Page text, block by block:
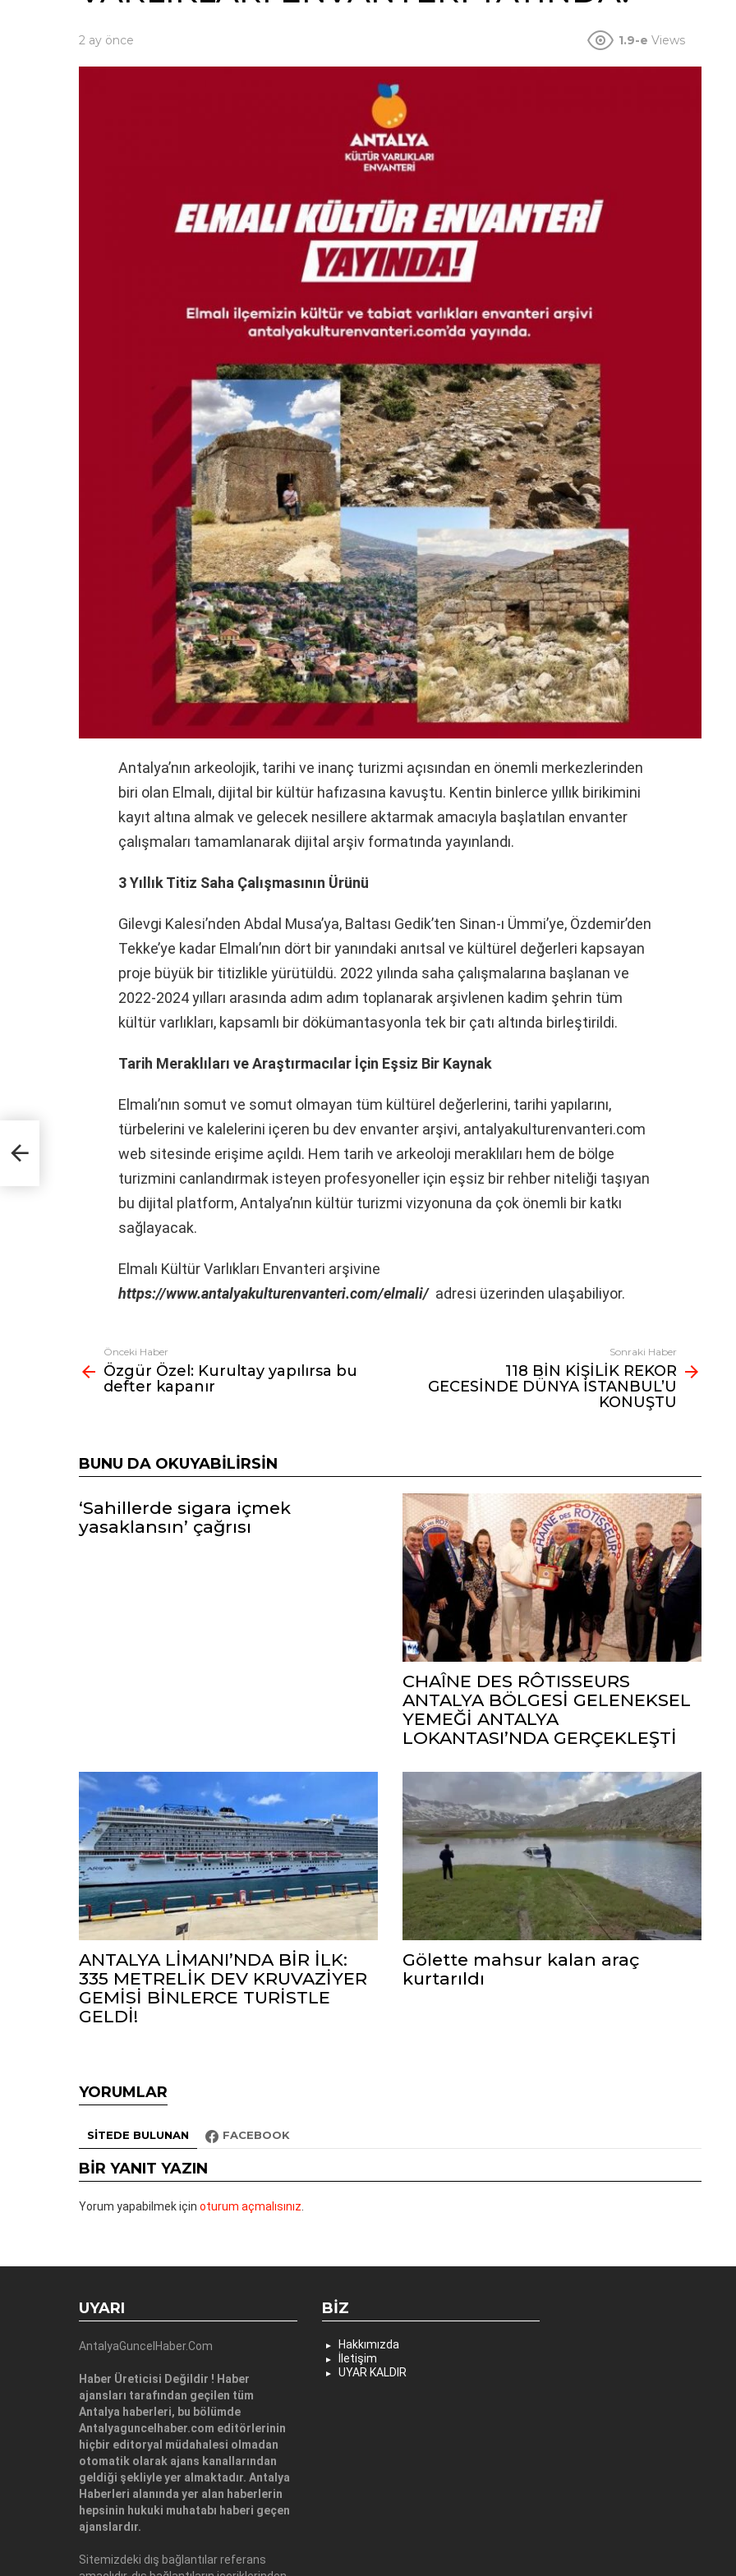
2 ay önce 1.9-e Views
Antalya’nın arkeolojik, tarihi ve inanç turizmi açısından en önemli merkezlerinden
biri olan Elmalı, dijital bir kültür hafızasına kavuştu. Kentin binlerce yıllık birikimini
kayıt altına almak ve gelecek nesillere aktarmak amacıyla başlatılan envanter
çalışmaları tamamlanarak dijital arşiv formatında yayınlandı.
3 Yıllık Titiz Saha Çalışmasının Ürünü
Gilevgi Kalesi’nden Abdal Musa’ya, Baltası Gedik’ten Sinan-ı Ümmi’ye, Özdemir’den
Tekke’ye kadar Elmalı’nın dört bir yanındaki anıtsal ve kültürel değerleri kapsayan
proje büyük bir titizlikle yürütüldü. 2022 yılında saha çalışmalarına başlanan ve
2022-2024 yılları arasında adım adım toplanarak arşivlenen kadim şehrin tüm
kültür varlıkları, kapsamlı bir dökümantasyonla tek bir çatı altında birleştirildi.
Tarih Meraklıları ve Araştırmacılar İçin Eşsiz Bir Kaynak
Elmalı’nın somut ve somut olmayan tüm kültürel değerlerini, tarihi yapılarını,
türbelerini ve kalelerini içeren bu dev envanter arşivi, antalyakulturenvanteri.com
web sitesinde erişime açıldı. Hem tarih ve arkeoloji meraklıları hem de bölge
turizmini canlandırmak isteyen profesyoneller için eşsiz bir rehber niteliği taşıyan
bu dijital platform, Antalya’nın kültür turizmi vizyonuna da çok önemli bir katkı
sağlayacak.
Elmalı Kültür Varlıkları Envanteri arşivine
https://www.antalyakulturenvanteri.com/elmali/adresi üzerinden ulaşabiliyor.
Fazlasına
bak
Önceki Haber
Özgür Özel: Kurultay yapılırsa bu
defter kapanır
Sonraki Haber
118 BİN KİŞİLİK REKOR
GECESİNDE DÜNYA İSTANBUL’U
KONUŞTU
BUNU DA OKUYABILIRSIN
‘Sahillerde sigara içmek
yasaklansın’ çağrısı
CHAÎNE DES RÔTISSEURS
ANTALYA BÖLGESİ GELENEKSEL
YEMEĞİ ANTALYA
LOKANTASI’NDA GERÇEKLEŞTİ
ANTALYA LİMANI’NDA BİR İLK:
335 METRELİK DEV KRUVAZİYER
GEMİSİ BİNLERCE TURİSTLE
GELDİ!
Gölette mahsur kalan araç
kurtarıldı
YORUMLAR
SITEDE BULUNAN FACEBOOK
BIR YANIT YAZIN
Yorum yapabilmek için oturum açmalısınız.
UYARI
AntalyaGuncelHaber.Com
Haber Üreticisi Değildir ! Haber
ajansları tarafından geçilen tüm
Antalya haberleri, bu bölümde
Antalyaguncelhaber.com editörlerinin
hiçbir editoryal müdahalesi olmadan
otomatik olarak ajans kanallarından
geldiği şekliyle yer almaktadır. Antalya
Haberleri alanında yer alan haberlerin
hepsinin hukuki muhatabı haberi geçen
ajanslardır.
Sitemizdeki dış bağlantılar referans
BIZ
Hakkımızda
İletişim
UYAR KALDIR